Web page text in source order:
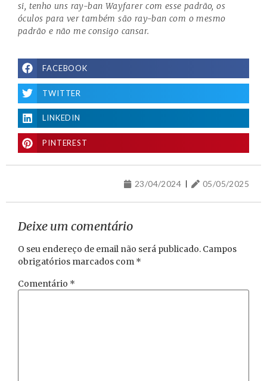
si, tenho uns ray-ban Wayfarer com esse padrão, os
óculos para ver também são ray-ban com o mesmo
padrão e não me consigo cansar.
FACEBOOK
TWITTER
LINKEDIN
PINTEREST
23/04/2024 05/05/2025
Deixe um comentário
O seu endereço de email não será publicado. Campos
obrigatórios marcados com *
Comentário *